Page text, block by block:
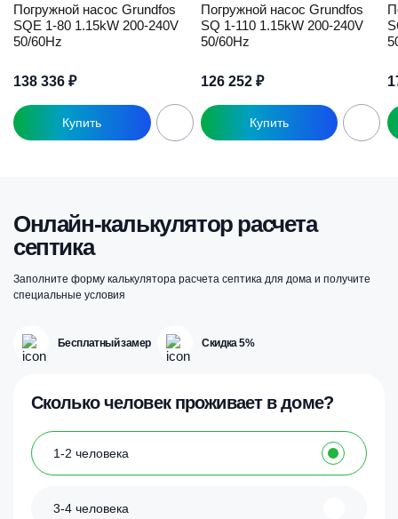
Погружной насос Grundfos
SQE 1-80 1.15kW 200-240V
50/60Hz
138 336 ₽
Погружной насос Grundfos
SQ 1-110 1.15kW 200-240V
50/60Hz
126 252 ₽
Онлайн-калькулятор расчета
септика
Заполните форму калькулятора расчета септика для дома и получите
специальные условия
Бесплатный замер Скидка 5%
Сколько человек проживает в доме?
1-2 человека
3-4 человека